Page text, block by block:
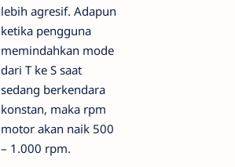
lebih agresif. Adapun
ketika pengguna
memindahkan mode
dari T ke S saat
sedang berkendara
konstan, maka rpm
motor akan naik 500
– 1.000 rpm.